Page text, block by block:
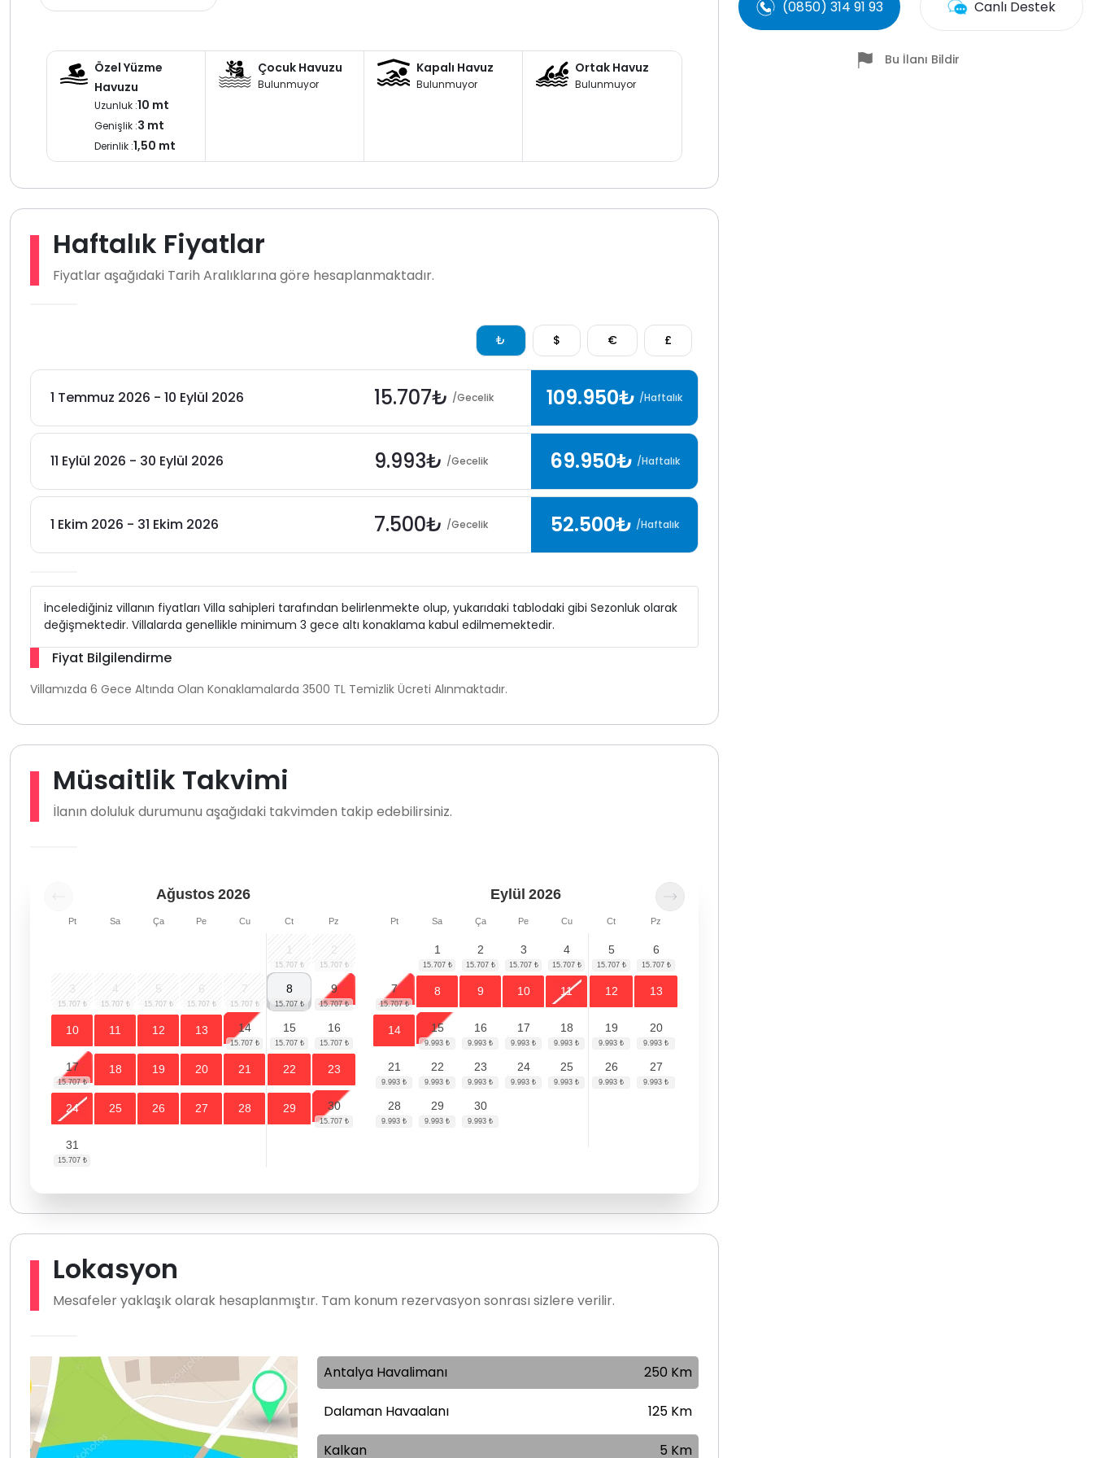
Özel Yüzme
Havuzu
Uzunluk :10 mt
Genişlik :3 mt
Derinlik :1,50 mt
Çocuk Havuzu
Bulunmuyor
Kapalı Havuz
Bulunmuyor
Ortak Havuz
Bulunmuyor
Haftalık Fiyatlar
Fiyatlar aşağıdaki Tarih Aralıklarına göre hesaplanmaktadır.
₺ $ € £
1 Temmuz 2026 - 10 Eylül 2026 15.707₺ /Gecelik 109.950₺ /Haftalık
11 Eylül 2026 - 30 Eylül 2026 9.993₺ /Gecelik 69.950₺ /Haftalık
1 Ekim 2026 - 31 Ekim 2026 7.500₺ /Gecelik 52.500₺ /Haftalık
İncelediğiniz villanın fiyatları Villa sahipleri tarafından belirlenmekte olup, yukarıdaki tablodaki gibi Sezonluk olarak
değişmektedir. Villalarda genellikle minimum 3 gece altı konaklama kabul edilmemektedir.
Fiyat Bilgilendirme
Villamızda 6 Gece Altında Olan Konaklamalarda 3500 TL Temizlik Ücreti Alınmaktadır.
Müsaitlik Takvimi
İlanın doluluk durumunu aşağıdaki takvimden takip edebilirsiniz.
Ağustos 2026
Pt Sa Ça Pe Cu Ct Pz
1 2
3 4 5 6 7 8 9
10 11 12 13 14 15 16
17 18 19 20 21 22 23
24 25 26 27 28 29 30
31
Eylül 2026
Pt Sa Ça Pe Cu Ct Pz
1 2 3 4 5 6
7 8 9 10 11 12 13
14 15 16 17 18 19 20
21 22 23 24 25 26 27
28 29 30
Lokasyon
Mesafeler yaklaşık olarak hesaplanmıştır. Tam konum rezervasyon sonrası sizlere verilir.
Antalya Havalimanı 250 Km
Dalaman Havaalanı 125 Km
Kalkan 5 Km
(0850) 314 91 93 Canlı Destek
Bu İlanı Bildir